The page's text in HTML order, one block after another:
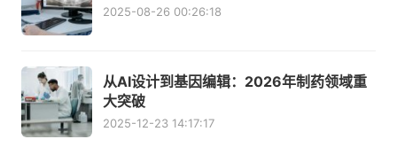
2025-08-26 00:26:18
从AI设计到基因编辑：2026年制药领域重
大突破
2025-12-23 14:17:17